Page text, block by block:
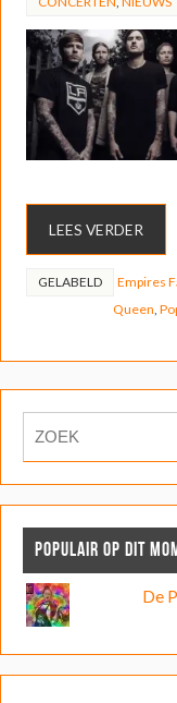
LEES VERDER
GELABELD Empires
Queen
POPULAIR OP DIT
De